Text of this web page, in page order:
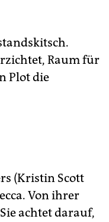
Raum für
Plot die
(Kristin Scott
Von ihrer
achtet darauf,